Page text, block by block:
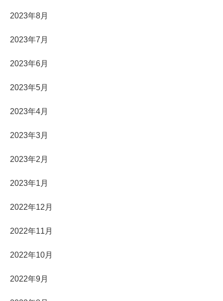
2023年8月
2023年7月
2023年6月
2023年5月
2023年4月
2023年3月
2023年2月
2023年1月
2022年12月
2022年11月
2022年10月
2022年9月